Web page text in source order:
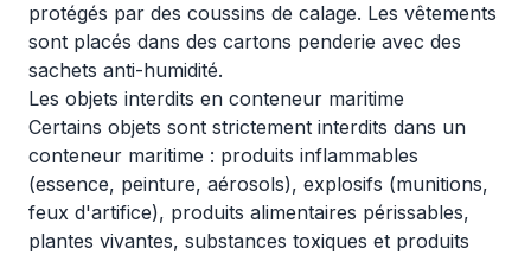
protégés par des coussins de calage. Les vêtements
sont placés dans des cartons penderie avec des
sachets anti-humidité.
Les objets interdits en conteneur maritime
Certains objets sont strictement interdits dans un
conteneur maritime : produits inflammables
(essence, peinture, aérosols), explosifs (munitions,
feux d'artifice), produits alimentaires périssables,
plantes vivantes, substances toxiques et produits